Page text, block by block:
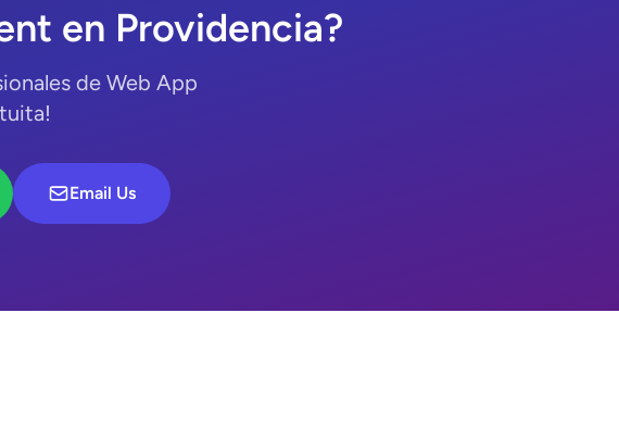
en Providencia?
de Web App
Email Us